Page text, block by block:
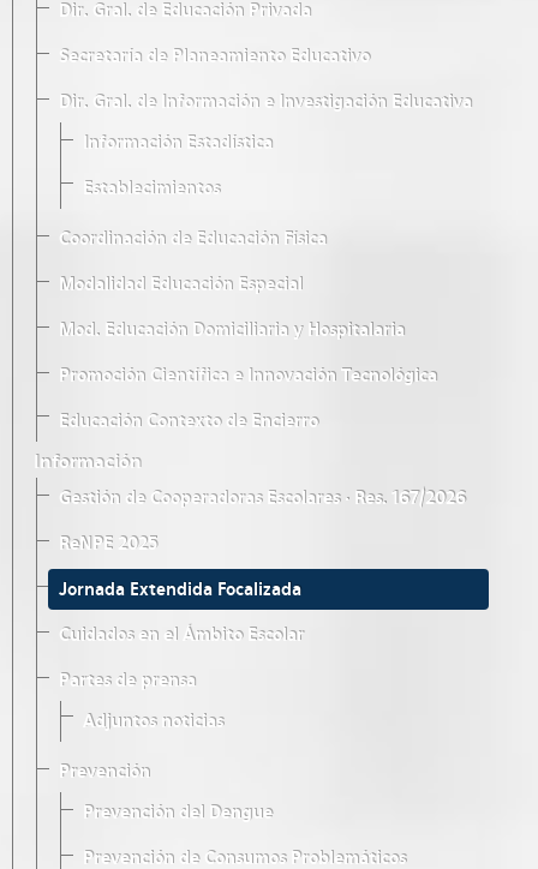
Dir. Gral. de Educación Privada
Secretaría de Planeamiento Educativo
Dir. Gral. de Información e Investigación Educativa
Información Estadística
Establecimientos
Coordinación de Educación Física
Modalidad Educación Especial
Mod. Educación Domiciliaria y Hospitalaria
Promoción Científica e Innovación Tecnológica
Educación Contexto de Encierro
Información
Gestión de Cooperadoras Escolares · Res. 167/2026
ReNPE 2025
Jornada Extendida Focalizada
Cuidados en el Ámbito Escolar
Partes de prensa
Adjuntos noticias
Prevención
Prevención del Dengue
Prevención de Consumos Problemáticos